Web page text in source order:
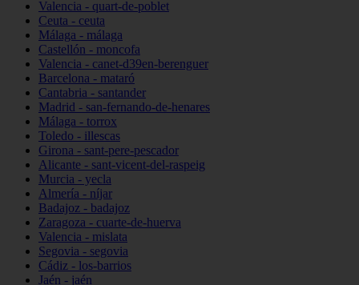
Valencia - quart-de-poblet
Ceuta - ceuta
Málaga - málaga
Castellón - moncofa
Valencia - canet-d39en-berenguer
Barcelona - mataró
Cantabria - santander
Madrid - san-fernando-de-henares
Málaga - torrox
Toledo - illescas
Girona - sant-pere-pescador
Alicante - sant-vicent-del-raspeig
Murcia - yecla
Almería - níjar
Badajoz - badajoz
Zaragoza - cuarte-de-huerva
Valencia - mislata
Segovia - segovia
Cádiz - los-barrios
Jaén - jaén